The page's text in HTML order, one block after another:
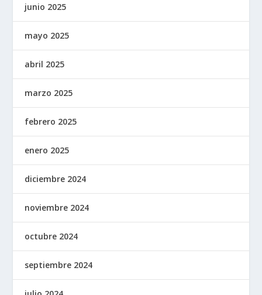
junio 2025
mayo 2025
abril 2025
marzo 2025
febrero 2025
enero 2025
diciembre 2024
noviembre 2024
octubre 2024
septiembre 2024